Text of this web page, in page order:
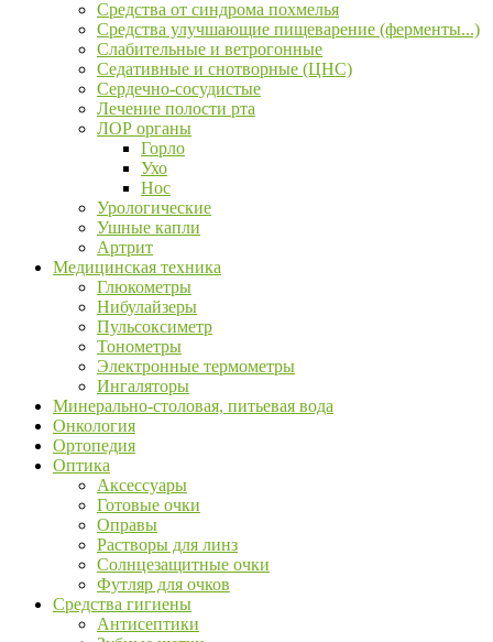
Средства от синдрома похмелья
Средства улучшающие пищеварение (ферменты...)
Слабительные и ветрогонные
Седативные и снотворные (ЦНС)
Сердечно-сосудистые
Лечение полости рта
ЛОР органы
Горло
Ухо
Нос
Урологические
Ушные капли
Артрит
Медицинская техника
Глюкометры
Нибулайзеры
Пульсоксиметр
Тонометры
Электронные термометры
Ингаляторы
Минерально-столовая, питьевая вода
Онкология
Ортопедия
Оптика
Аксессуары
Готовые очки
Оправы
Растворы для линз
Солнцезащитные очки
Футляр для очков
Средства гигиены
Антисептики